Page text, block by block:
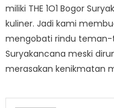
miliki THE 1O1 Bogor
kuliner. Jadi kami
mengobati rindu teman-
Suryakancana meski
merasakan kenikmatan